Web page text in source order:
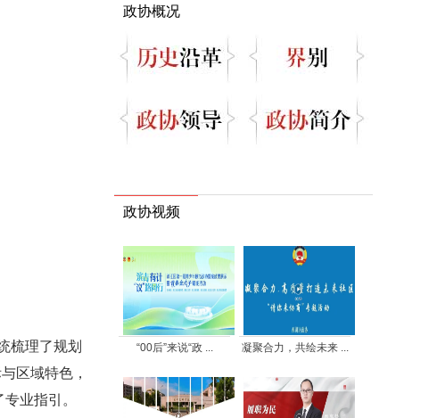
梳理了规划
区域特色，
业指引。
政协概况
政协视频
“00后”来说“政 ... 凝聚合力，共绘未来 ...